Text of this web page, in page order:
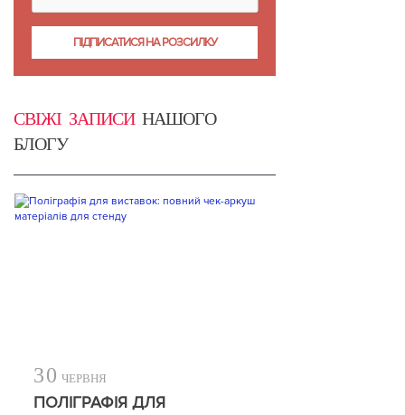
СВІЖІ ЗАПИСИНАШОГО
БЛОГУ
30 ЧЕРВНЯ
ПОЛІГРАФІЯ ДЛЯ